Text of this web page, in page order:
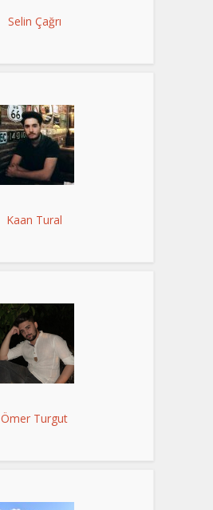
Selin Çağrı
Kaan Tural
Ömer Turgut